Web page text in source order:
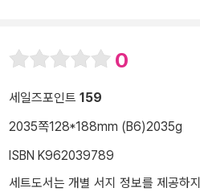
0
세일즈포인트 159
2035쪽128*188mm (B6)2035g
ISBN K962039789
세트도서는 개별 서지 정보를 제공하